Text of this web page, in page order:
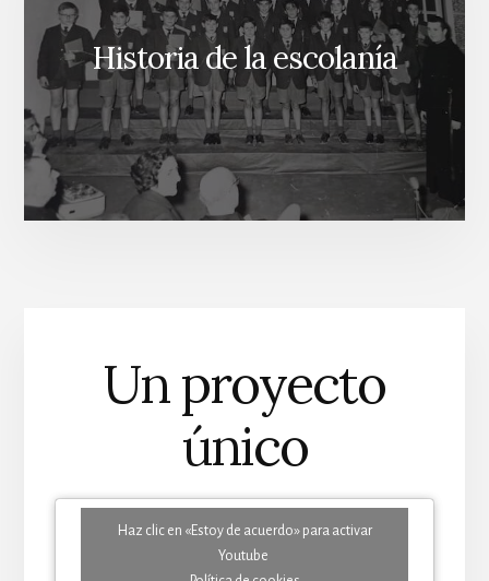
Historia de la escolanía
Un proyecto
único
Haz clic en «Estoy de acuerdo» para activar
Youtube